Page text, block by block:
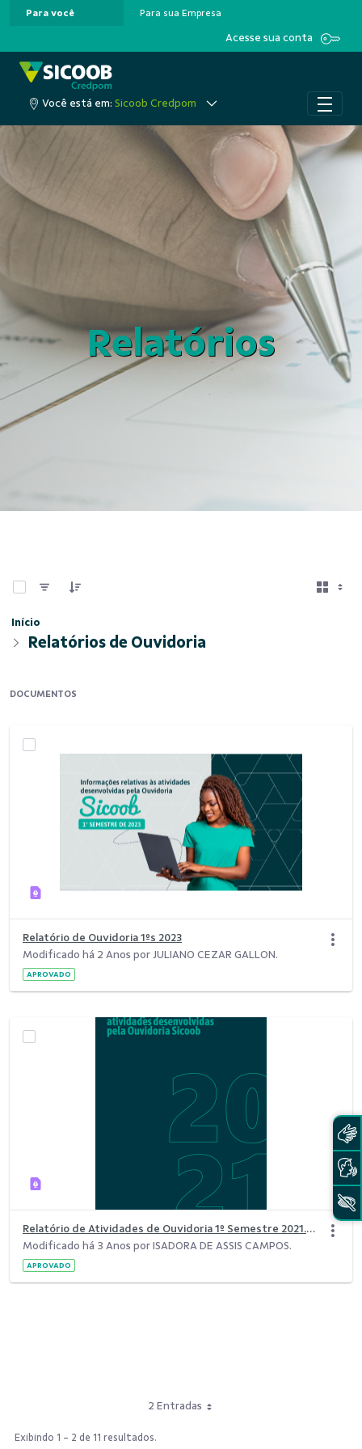
Pular para o Conteúdo principal
Para você Para sua Empresa
Acesse sua conta
Você está em: Sicoob Credpom
Relatórios
Início
Relatórios de Ouvidoria
DOCUMENTOS
Relatório de Ouvidoria 1ºs 2023
Modificado há 2 Anos por JULIANO CEZAR GALLON.
APROVADO
Relatório de Atividades de Ouvidoria 1º Semestre 2021.pdf
Modificado há 3 Anos por ISADORA DE ASSIS CAMPOS.
APROVADO
2 Entradas
Exibindo 1 - 2 de 11 resultados.